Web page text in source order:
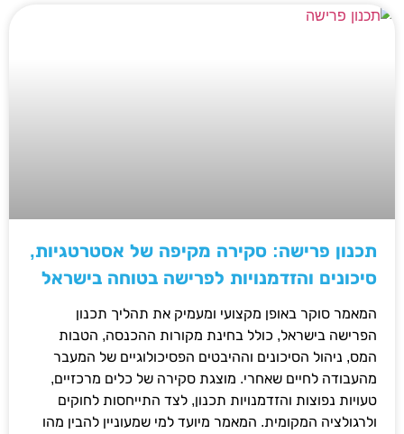
תכנון פרישה: סקירה מקיפה של אסטרטגיות,
סיכונים והזדמנויות לפרישה בטוחה בישראל
המאמר סוקר באופן מקצועי ומעמיק את תהליך תכנון
הפרישה בישראל, כולל בחינת מקורות ההכנסה, הטבות
המס, ניהול הסיכונים וההיבטים הפסיכולוגיים של המעבר
מהעבודה לחיים שאחרי. מוצגת סקירה של כלים מרכזיים,
טעויות נפוצות והזדמנויות תכנון, לצד התייחסות לחוקים
ולרגולציה המקומית. המאמר מיועד למי שמעוניין להבין מהו